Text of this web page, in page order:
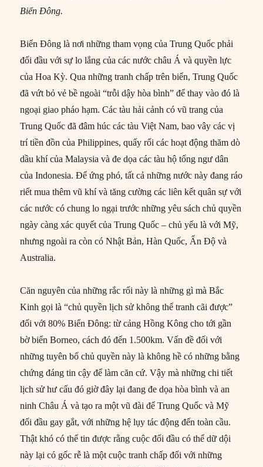
Biển Đông.
Biển Đông là nơi những tham vọng của Trung Quốc phải
đối đầu với sự lo lắng của các nước châu Á và quyền lực
của Hoa Kỳ. Qua những tranh chấp trên biển, Trung Quốc
đã vứt bỏ vẻ bề ngoài “trỗi dậy hòa bình” để thay vào đó là
ngoại giao pháo hạm. Các tàu hải cảnh có vũ trang của
Trung Quốc đã đâm húc các tàu Việt Nam, bao vây các vị
trí tiền đồn của Philippines, quấy rối các hoạt động thăm dò
dầu khí của Malaysia và đe dọa các tàu hộ tống ngư dân
của Indonesia. Để ứng phó, tất cả những nước này đang ráo
riết mua thêm vũ khí và tăng cường các liên kết quân sự với
các nước có chung lo ngại trước những yêu sách chủ quyền
ngày càng xác quyết của Trung Quốc – chủ yếu là với Mỹ,
nhưng ngoài ra còn có Nhật Bản, Hàn Quốc, Ấn Độ và
Australia.
Căn nguyên của những rắc rối này là những gì mà Bắc
Kinh gọi là “chủ quyền lịch sử không thể tranh cãi được”
đối với 80% Biển Đông: từ cảng Hồng Kông cho tới gần
bờ biển Borneo, cách đó đến 1.500km. Vấn đề đối với
những tuyên bố chủ quyền này là không hề có những bằng
chứng đáng tin cậy để làm căn cứ. Vậy mà những chi tiết
lịch sử hư cấu đó giờ đây lại đang đe dọa hòa bình và an
ninh Châu Á và tạo ra một vũ đài để Trung Quốc và Mỹ
đối đầu gay gắt, với những hệ lụy tác động đến toàn cầu.
Thật khó có thể tin được rằng cuộc đối đầu có thể dữ dội
này lại có gốc rễ là một cuộc tranh chấp đối với những